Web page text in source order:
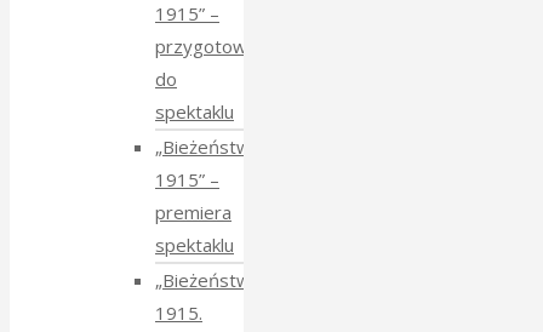
1915” –
przygotowania
do
spektaklu
„Bieżeństwo
1915” –
premiera
spektaklu
„Bieżeństwo
1915.